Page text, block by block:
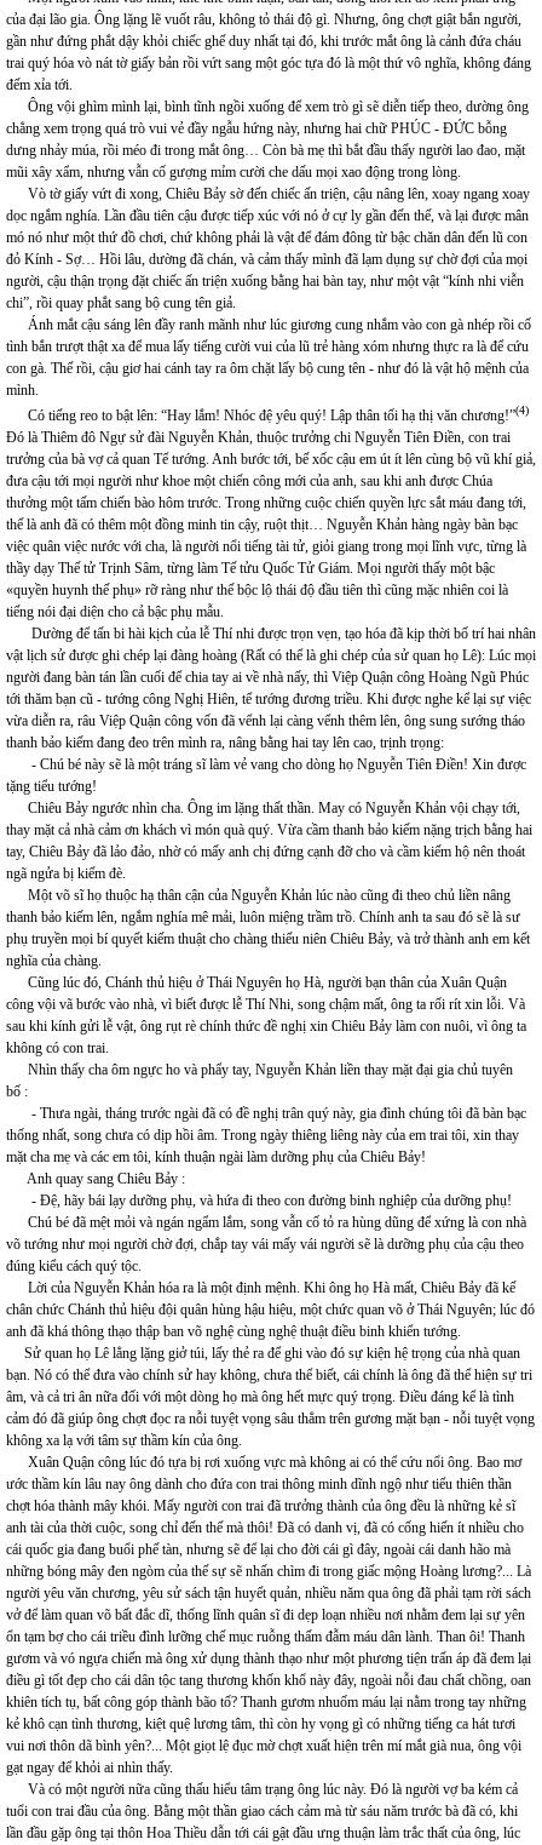
của đại lão gia. Ông lặng lẽ vuốt râu, không tỏ thái độ gì. Nhưng, ông chợt giật bắn người,
gần như đứng phắt dậy khỏi chiếc ghế duy nhất tại đó, khi trước mắt ông là cảnh đứa cháu
trai quý hóa vò nát tờ giấy bản rồi vứt sang một góc tựa đó là một thứ vô nghĩa, không đáng
đếm xỉa tới.
Ông vội ghìm mình lại, bình tĩnh ngồi xuống để xem trò gì sẽ diễn tiếp theo, dường ông
chẳng xem trọng quá trò vui vẻ đầy ngẫu hứng này, nhưng hai chữ PHÚC - ĐỨC bỗng
dưng nhảy múa, rồi méo đi trong mắt ông… Còn bà mẹ thì bắt đầu thấy người lao đao, mặt
mũi xây xẩm, nhưng vẫn cố gượng mỉm cười che dấu mọi xao động trong lòng.
Vò tờ giấy vứt đi xong, Chiêu Bảy sờ đến chiếc ấn triện, cậu nâng lên, xoay ngang xoay
dọc ngắm nghía. Lần đầu tiên cậu được tiếp xúc với nó ở cự ly gần đến thế, và lại được mân
mó nó như một thứ đồ chơi, chứ không phải là vật để đám đông từ bậc chăn dân đến lũ con
đỏ Kính - Sợ… Hồi lâu, dường đã chán, và cảm thấy mình đã lạm dụng sự chờ đợi của mọi
người, cậu thận trọng đặt chiếc ấn triện xuống bằng hai bàn tay, như một vật “kính nhi viễn
chi”, rồi quay phắt sang bộ cung tên giả.
Ánh mắt cậu sáng lên đầy ranh mãnh như lúc giương cung nhắm vào con gà nhép rồi cố
tình bắn trượt thật xa để mua lấy tiếng cười vui của lũ trẻ hàng xóm nhưng thực ra là để cứu
con gà. Thế rồi, cậu giơ hai cánh tay ra ôm chặt lấy bộ cung tên - như đó là vật hộ mệnh của
mình.
Có tiếng reo to bật lên: “Hay lắm! Nhóc đệ yêu quý! Lập thân tối hạ thị văn chương!”(4)
Đó là Thiêm đô Ngự sử đài Nguyễn Khản, thuộc trưởng chi Nguyễn Tiên Điền, con trai
trưởng của bà vợ cả quan Tể tướng. Anh bước tới, bế xốc cậu em út ít lên cùng bộ vũ khí giả,
đưa cậu tới mọi người như khoe một chiến công mới của anh, sau khi anh được Chúa
thưởng một tấm chiến bào hôm trước. Trong những cuộc chiến quyền lực sắt máu đang tới,
thế là anh đã có thêm một đồng minh tin cậy, ruột thịt… Nguyễn Khản hàng ngày bàn bạc
việc quân việc nước với cha, là người nổi tiếng tài tử, giỏi giang trong mọi lĩnh vực, từng là
thầy dạy Thế tử Trịnh Sâm, từng làm Tế tửu Quốc Tử Giám. Mọi người thấy một bậc
«quyền huynh thế phụ» rỡ ràng như thế bộc lộ thái độ đầu tiên thì cũng mặc nhiên coi là
tiếng nói đại diện cho cả bậc phụ mẫu.
Dường để tấn bi hài kịch của lễ Thí nhi được trọn vẹn, tạo hóa đã kịp thời bố trí hai nhân
vật lịch sử được ghi chép lại đàng hoàng (Rất có thể là ghi chép của sử quan họ Lê): Lúc mọi
người đang bàn tán lần cuối để chia tay ai về nhà nấy, thì Việp Quận công Hoàng Ngũ Phúc
tới thăm bạn cũ - tướng công Nghị Hiên, tể tướng đương triều. Khi được nghe kể lại sự việc
vừa diễn ra, râu Việp Quận công vốn đã vểnh lại càng vểnh thêm lên, ông sung sướng tháo
thanh bảo kiếm đang đeo trên mình ra, nâng bằng hai tay lên cao, trịnh trọng:
- Chú bé này sẽ là một tráng sĩ làm vẻ vang cho dòng họ Nguyễn Tiên Điền! Xin được
tặng tiểu tướng!
Chiêu Bảy ngước nhìn cha. Ông im lặng thất thần. May có Nguyễn Khản vội chạy tới,
thay mặt cả nhà cảm ơn khách vì món quà quý. Vừa cầm thanh bảo kiếm nặng trịch bằng hai
tay, Chiêu Bảy đã lảo đảo, nhờ có mấy anh chị đứng cạnh đỡ cho và cầm kiếm hộ nên thoát
ngã ngửa bị kiếm đè.
Một võ sĩ họ thuộc hạ thân cận của Nguyễn Khản lúc nào cũng đi theo chủ liền nâng
thanh bảo kiếm lên, ngắm nghía mê mải, luôn miệng trầm trồ. Chính anh ta sau đó sẽ là sư
phụ truyền mọi bí quyết kiếm thuật cho chàng thiếu niên Chiêu Bảy, và trở thành anh em kết
nghĩa của chàng.
Cũng lúc đó, Chánh thủ hiệu ở Thái Nguyên họ Hà, người bạn thân của Xuân Quận
công vội vã bước vào nhà, vì biết được lễ Thí Nhi, song chậm mất, ông ta rối rít xin lỗi. Và
sau khi kính gửi lễ vật, ông rụt rè chính thức đề nghị xin Chiêu Bảy làm con nuôi, vì ông ta
không có con trai.
Nhìn thấy cha ôm ngực ho và phẩy tay, Nguyễn Khản liền thay mặt đại gia chủ tuyên
bố :
- Thưa ngài, tháng trước ngài đã có đề nghị trân quý này, gia đình chúng tôi đã bàn bạc
thống nhất, song chưa có dịp hồi âm. Trong ngày thiêng liêng này của em trai tôi, xin thay
mặt cha mẹ và các em tôi, kính thuận ngài làm dưỡng phụ của Chiêu Bảy!
Anh quay sang Chiêu Bảy :
- Đệ, hãy bái lạy dưỡng phụ, và hứa đi theo con đường binh nghiệp của dưỡng phụ!
Chú bé đã mệt mỏi và ngán ngẩm lắm, song vẫn cố tỏ ra hùng dũng để xứng là con nhà
võ tướng như mọi người chờ đợi, chắp tay vái mấy vái người sẽ là dưỡng phụ của cậu theo
đúng kiểu cách quý tộc.
Lời của Nguyễn Khản hóa ra là một định mệnh. Khi ông họ Hà mất, Chiêu Bảy đã kế
chân chức Chánh thủ hiệu đội quân hùng hậu hiệu, một chức quan võ ở Thái Nguyên; lúc đó
anh đã khá thông thạo thập ban võ nghệ cùng nghệ thuật điều binh khiển tướng.
Sử quan họ Lê lẳng lặng giở túi, lấy thẻ ra để ghi vào đó sự kiện hệ trọng của nhà quan
bạn. Nó có thể đưa vào chính sử hay không, chưa thể biết, cái chính là ông đã thể hiện sự tri
âm, và cả tri ân nữa đối với một dòng họ mà ông hết mực quý trọng. Điều đáng kể là tình
cảm đó đã giúp ông chợt đọc ra nỗi tuyệt vọng sâu thẳm trên gương mặt bạn - nỗi tuyệt vọng
không xa lạ với tâm sự thầm kín của ông.
Xuân Quận công lúc đó tựa bị rơi xuống vực mà không ai có thể cứu nổi ông. Bao mơ
ước thầm kín lâu nay ông dành cho đứa con trai thông minh dĩnh ngộ như tiểu thiên thần
chợt hóa thành mây khói. Mấy người con trai đã trưởng thành của ông đều là những kẻ sĩ
anh tài của thời cuộc, song chỉ đến thế mà thôi! Đã có danh vị, đã có cống hiến ít nhiều cho
cái quốc gia đang buổi phế tàn, nhưng sẽ để lại cho đời cái gì đây, ngoài cái danh hão mà
những bóng mây đen ngòm của thế sự sẽ nhấn chìm đi trong giấc mộng Hoàng lương?... Là
người yêu văn chương, yêu sử sách tận huyết quản, nhiều năm qua ông đã phải tạm rời sách
vở để làm quan võ bất đắc dĩ, thống lĩnh quân sĩ đi dẹp loạn nhiều nơi nhằm đem lại sự yên
ổn tạm bợ cho cái triều đình lưỡng chế mục ruỗng thấm đẫm máu dân lành. Than ôi! Thanh
gươm và vó ngựa chiến mà ông xử dụng thành thạo như một phương tiện trấn áp đã đem lại
điều gì tốt đẹp cho cái dân tộc tang thương khốn khổ này đây, ngoài nỗi đau chất chồng, oan
khiên tích tụ, bất công góp thành bão tố? Thanh gươm nhuốm máu lại nằm trong tay những
kẻ khô cạn tình thương, kiệt quệ lương tâm, thì còn hy vọng gì có những tiếng ca hát tươi
vui nơi thôn dã bình yên?... Một giọt lệ đục mờ chợt xuất hiện trên mí mắt già nua, ông vội
gạt ngay để khỏi ai nhìn thấy.
Và có một người nữa cũng thấu hiểu tâm trạng ông lúc này. Đó là người vợ ba kém cả
tuổi con trai đầu của ông. Bằng một thần giao cách cảm mà từ sáu năm trước bà đã có, khi
lần đầu gặp ông tại thôn Hoa Thiều dẫn tới cái gật đầu ưng thuận làm trắc thất của ông, lúc